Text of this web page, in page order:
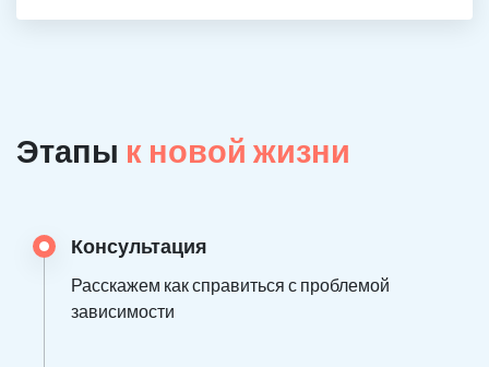
Этапы к новой жизни
Консультация
Расскажем как справиться с проблемой
зависимости